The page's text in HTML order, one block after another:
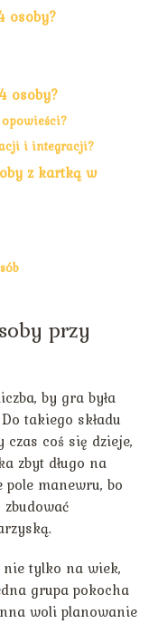
osoby?
osoby?
i integracji?
z kartką w
przy
by gra była
takiego składu
coś się dzieje,
zbyt długo na
pole manewru, bo
nie tylko na wiek,
grupa pokocha
woli planowanie